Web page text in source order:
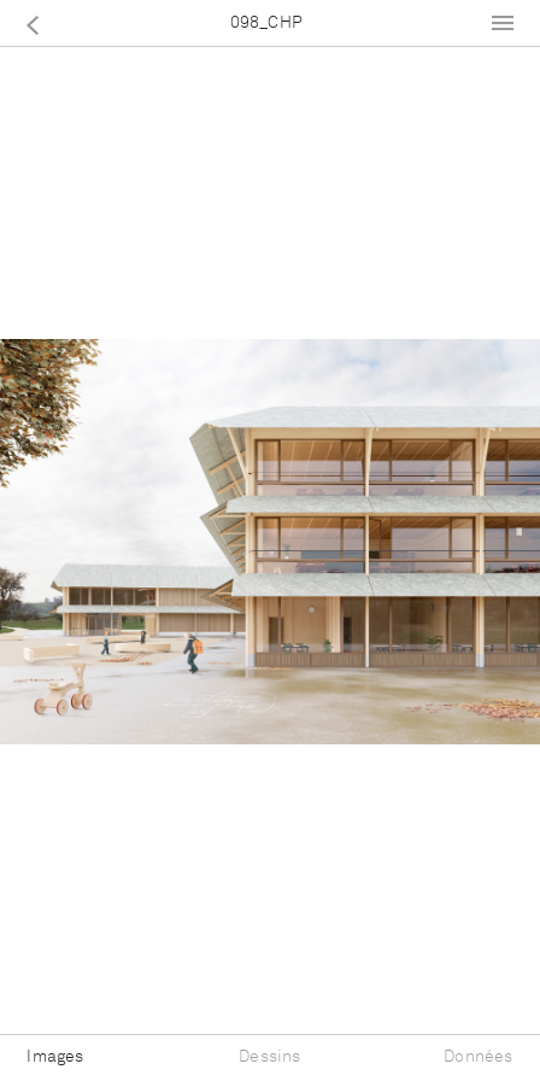
098_CHP
Images Dessins Données